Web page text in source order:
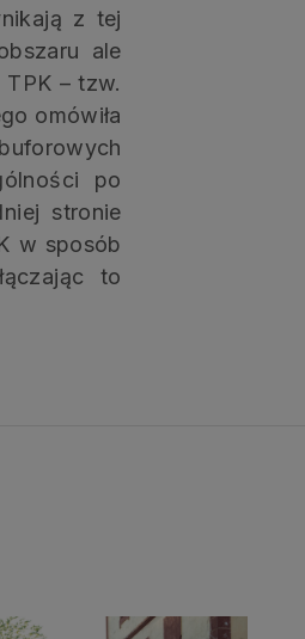
z tej
ale
– tzw.
omówiła
po
stronie
w sposób
to